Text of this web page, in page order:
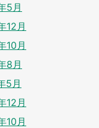
5月
12月
10月
8月
5月
12月
10月